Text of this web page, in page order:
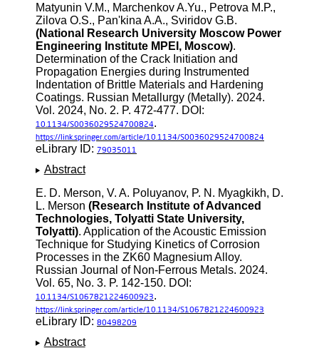
Matyunin V.M., Marchenkov A.Yu., Petrova M.P.,
Zilova O.S., Pan'kina A.A., Sviridov G.B.
(National Research University Moscow Power
Engineering Institute MPEI, Moscow).
Determination of the Crack Initiation and
Propagation Energies during Instrumented
Indentation of Brittle Materials and Hardening
Coatings. Russian Metallurgy (Metally). 2024.
Vol. 2024, No. 2. P. 472-477. DOI:
10.1134/S0036029524700824.
https://link.springer.com/article/10.1134/S0036029524700824
eLibrary ID: 79035011
Abstract
E. D. Merson, V. A. Poluyanov, P. N. Myagkikh, D.
L. Merson (Research Institute of Advanced
Technologies, Tolyatti State University,
Tolyatti). Application of the Acoustic Emission
Technique for Studying Kinetics of Corrosion
Processes in the ZK60 Magnesium Alloy.
Russian Journal of Non-Ferrous Metals. 2024.
Vol. 65, No. 3. P. 142-150. DOI:
10.1134/S1067821224600923.
https://link.springer.com/article/10.1134/S1067821224600923
eLibrary ID: 80498209
Abstract